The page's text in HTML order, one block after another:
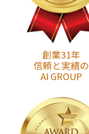
創業31年
信頼と実績の
AI GROUP